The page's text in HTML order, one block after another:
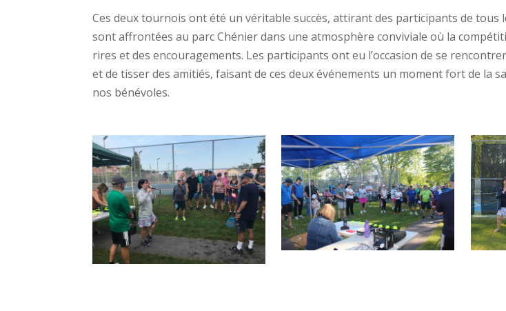
Ces deux tournois ont été un véritable succès, attirant des participants de tous
sont affrontées au parc Chénier dans une atmosphère conviviale où la
rires et des encouragements. Les participants ont eu l’occasion de se
et de tisser des amitiés, faisant de ces deux événements un moment fort de la
nos bénévoles.